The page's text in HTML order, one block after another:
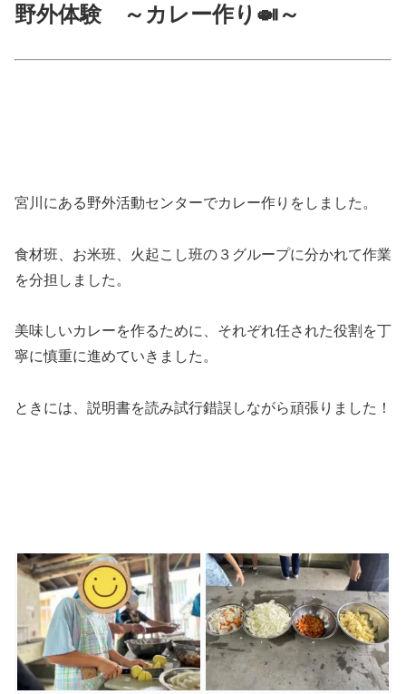
野外体験 ～カレー作り🍛～
宮川にある野外活動センターでカレー作りをしました。
食材班、お米班、火起こし班の３グループに分かれて作業
を分担しました。
美味しいカレーを作るために、それぞれ任された役割を丁
寧に慎重に進めていきました。
ときには、説明書を読み試行錯誤しながら頑張りました！